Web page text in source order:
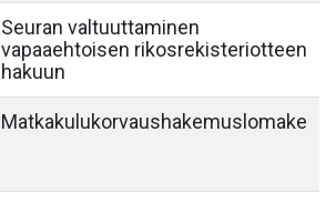
Seuran valtuuttaminen
vapaaehtoisen rikosrekisteriotteen
hakuun
Matkakulukorvaushakemuslomake